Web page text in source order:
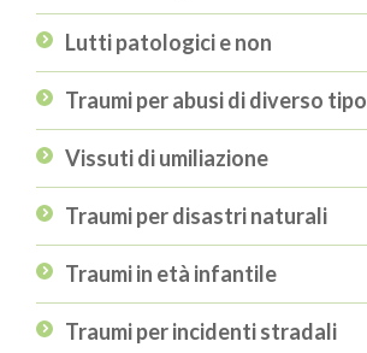
Lutti patologici e non
Traumi per abusi di diverso tipo
Vissuti di umiliazione
Traumi per disastri naturali
Traumi in età infantile
Traumi per incidenti stradali